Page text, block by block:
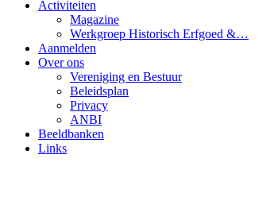
Activiteiten
Magazine
Werkgroep Historisch Erfgoed &…
Aanmelden
Over ons
Vereniging en Bestuur
Beleidsplan
Privacy
ANBI
Beeldbanken
Links